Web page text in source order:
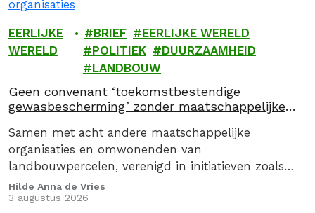
EERLIJKE
WERELD
BRIEF
EERLIJKE WERELD
POLITIEK
DUURZAAMHEID
LANDBOUW
Geen convenant ‘toekomstbestendige
gewasbescherming’ zonder maatschappelijke
Samen met acht andere maatschappelijke
organisaties en omwonenden van
landbouwpercelen, verenigd in initiatieven zoals
AARDige Buren, roepen we staatssecretaris Erkens
op om per direct te stoppen met het Convenant
Hilde Anna de Vries
3 augustus 2026